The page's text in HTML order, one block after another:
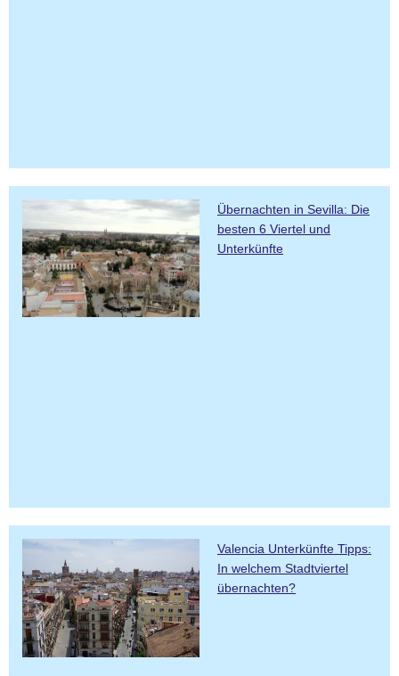
Übernachten in Sevilla: Die
besten 6 Viertel und
Unterkünfte
Valencia Unterkünfte Tipps:
In welchem Stadtviertel
übernachten?